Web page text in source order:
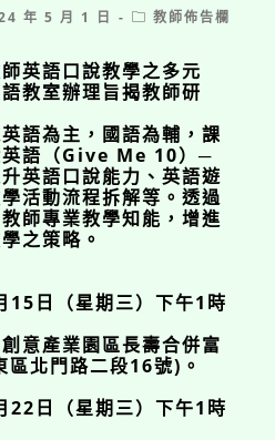
年 5 月 1 日
Post教師佈告欄
英語口說教學之多元
教室辦理旨揭教師研
語為主，國語為輔，課
英語（Give Me 10）─
英語口說能力、英語遊
活動流程拆解等。透過
師專業教學知能，增進
之策略。
15日（星期三）下午1時
意產業園區長壽合併富
北門路二段16號)。
22日（星期三）下午1時